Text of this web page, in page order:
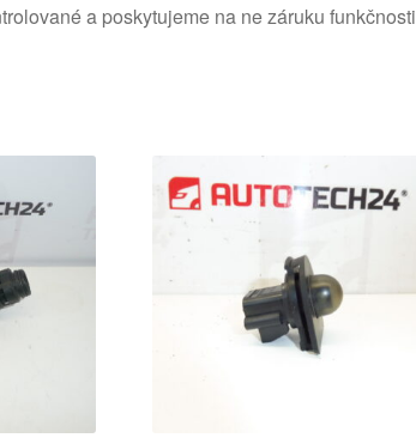
a poskytujeme na ne záruku funkčnosti